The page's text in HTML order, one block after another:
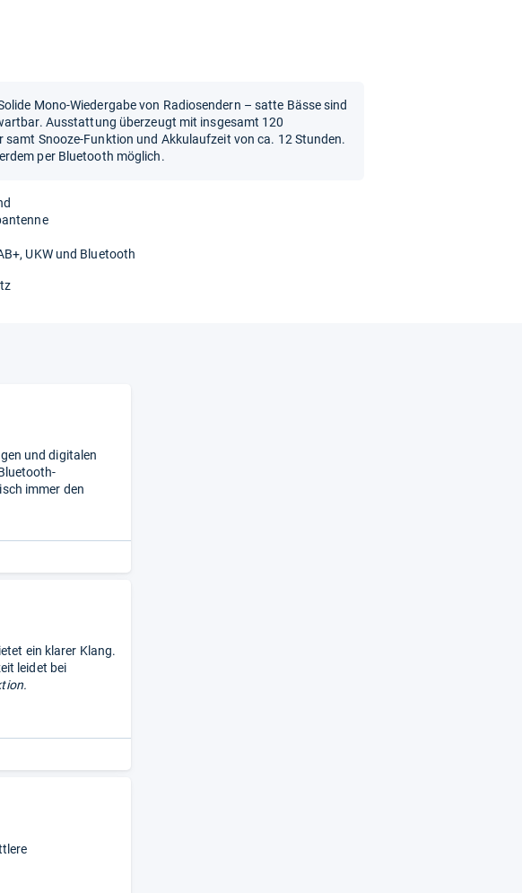
Mono-Wiedergabe von Radiosendern – satte Bässe sind
Ausstattung überzeugt mit insgesamt 120
samt Snooze-Funktion und Akkulaufzeit von ca. 12 Stunden.
per Bluetooth möglich.
UKW und Bluetooth
und digitalen
immer den
ein klarer Klang.
leidet bei